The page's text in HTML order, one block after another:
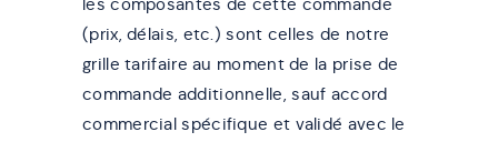
(prix, délais, etc.) sont celles de notre
grille tarifaire au moment de la prise de
commande additionnelle, sauf accord
commercial spécifique et validé avec le